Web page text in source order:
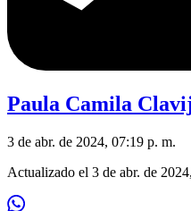
Paula Camila
3 de abr. de 2024, 07:19 p. m.
Actualizado el 3 de abr. de